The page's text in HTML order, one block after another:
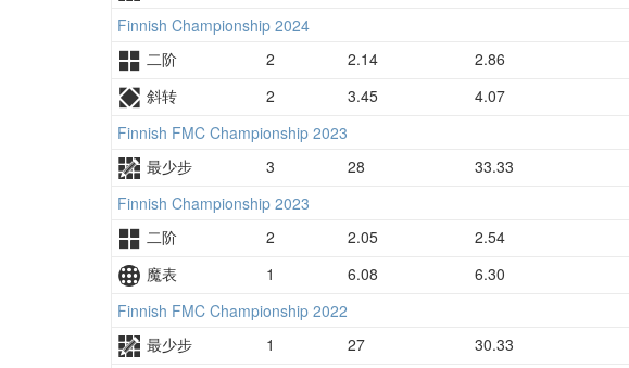
Finnish Championship 2024
二阶
2 2.14 2.86
斜转 2 3.45 4.07
Finnish FMC Championship 2023
最少步
3 28 33.33
Finnish Championship 2023
二阶
2 2.05 2.54
魔表 1 6.08 6.30
Finnish FMC Championship 2022
最少步
1 27 30.33